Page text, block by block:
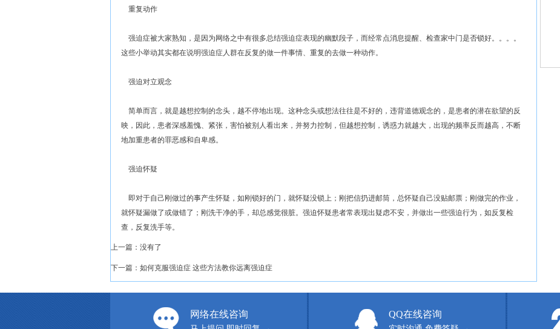
重复动作
强迫症被大家熟知，是因为网络之中有很多总结强迫症表现的幽默段子，而经常点消息提醒、检查家中门是否锁好。。。。
这些小举动其实都在说明强迫症人群在反复的做一件事情、重复的去做一种动作。
强迫对立观念
简单而言，就是越想控制的念头，越不停地出现。这种念头或想法往往是不好的，违背道德观念的，是患者的潜在欲望的反
映，因此，患者深感羞愧、紧张，害怕被别人看出来，并努力控制，但越想控制，诱惑力就越大，出现的频率反而越高，不断
地加重患者的罪恶感和自卑感。
强迫怀疑
即对于自己刚做过的事产生怀疑，如刚锁好的门，就怀疑没锁上；刚把信扔进邮筒，总怀疑自己没贴邮票；刚做完的作业，
就怀疑漏做了或做错了；刚洗干净的手，却总感觉很脏。强迫怀疑患者常表现出疑虑不安，并做出一些强迫行为，如反复检
查，反复洗手等。
上一篇：没有了
下一篇： 如何克服强迫症 这些方法教你远离强迫症
网络在线咨询 QQ在线咨询